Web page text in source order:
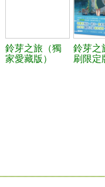
鈴芽之旅（獨
家愛藏版）
鈴芽之
刷限定